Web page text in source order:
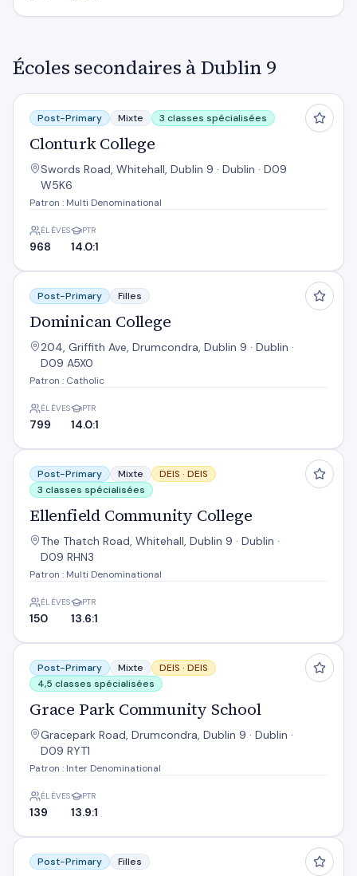
Écoles secondaires à Dublin 9
Clonturk College
Post-Primary Mixte 3 classes spécialisées
Clonturk College
Swords Road, Whitehall, Dublin 9 · Dublin · D09
W5K6
Patron : Multi Denominational
ÉLÈVES
968
PTR
14.0:1
Dominican College
Post-Primary Filles
Dominican College
204, Griffith Ave, Drumcondra, Dublin 9 · Dublin ·
D09 A5X0
Patron : Catholic
ÉLÈVES
799
PTR
14.0:1
Ellenfield Community College
Post-Primary Mixte DEIS · DEIS
3 classes spécialisées
Ellenfield Community College
The Thatch Road, Whitehall, Dublin 9 · Dublin ·
D09 RHN3
Patron : Multi Denominational
ÉLÈVES
150
PTR
13.6:1
Grace Park Community School
Post-Primary Mixte DEIS · DEIS
4,5 classes spécialisées
Grace Park Community School
Gracepark Road, Drumcondra, Dublin 9 · Dublin ·
D09 RYT1
Patron : Inter Denominational
ÉLÈVES
139
PTR
13.9:1
Maryfield College
Post-Primary Filles